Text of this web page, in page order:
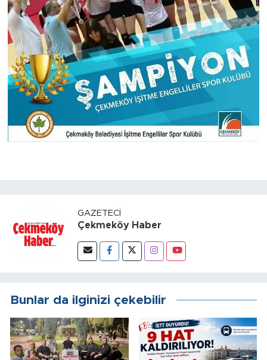
GAZETECI
Çekmeköy Haber
Bunlar da ilginizi çekebilir